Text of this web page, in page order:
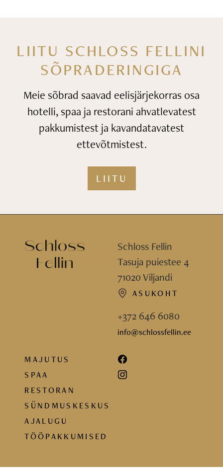
LIITU SCHLOSS FELLINI
SÕPRADERINGIGA
Meie sõbrad saavad eelisjärjekorras osa
hotelli, spaa ja restorani ahvatlevatest
pakkumistest ja kavandatavatest
ettevõtmistest.
LIITU
Schloss Fellin
Tasuja puiestee 4
71020 Viljandi
ASUKOHT
+372 646 6080
info@schlossfellin.ee
MAJUTUS
SPAA
RESTORAN
SÜNDMUSKESKUS
AJALUGU
TÖÖPAKKUMISED